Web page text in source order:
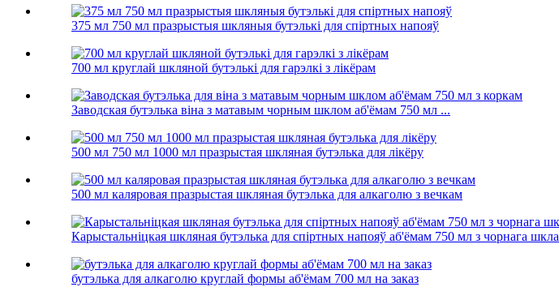
375 мл 750 мл празрыстыя шкляныя бутэлькі для спіртных напояў
700 мл круглай шкляной бутэлькі для гарэлкі з лікёрам
Заводская бутэлька віна з матавым чорным шклом аб'ёмам 750 мл ...
500 мл 750 мл 1000 мл празрыстая шкляная бутэлька для лікёру
500 мл каляровая празрыстая шкляная бутэлька для алкаголю з вечкам
Карыстальніцкая шкляная бутэлька для спіртных напояў аб'ёмам 750 мл з чорнага шкла
бутэлька для алкаголю круглай формы аб'ёмам 700 мл на заказ